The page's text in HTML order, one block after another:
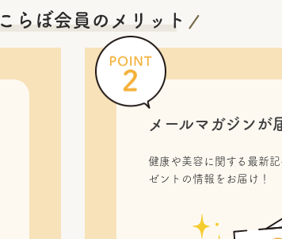
メールマガジンが
健康や美容に関する最新
ゼントの情報をお届け！